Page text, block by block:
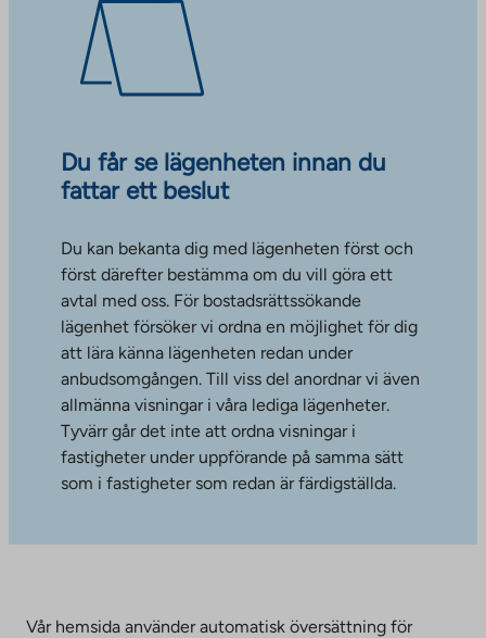
Du får se lägenheten innan du
fattar ett beslut
Du kan bekanta dig med lägenheten först och
först därefter bestämma om du vill göra ett
avtal med oss. För bostadsrättssökande
lägenhet försöker vi ordna en möjlighet för dig
att lära känna lägenheten redan under
anbudsomgången. Till viss del anordnar vi även
allmänna visningar i våra lediga lägenheter.
Tyvärr går det inte att ordna visningar i
fastigheter under uppförande på samma sätt
som i fastigheter som redan är färdigställda.
Vår hemsida använder automatisk översättning för